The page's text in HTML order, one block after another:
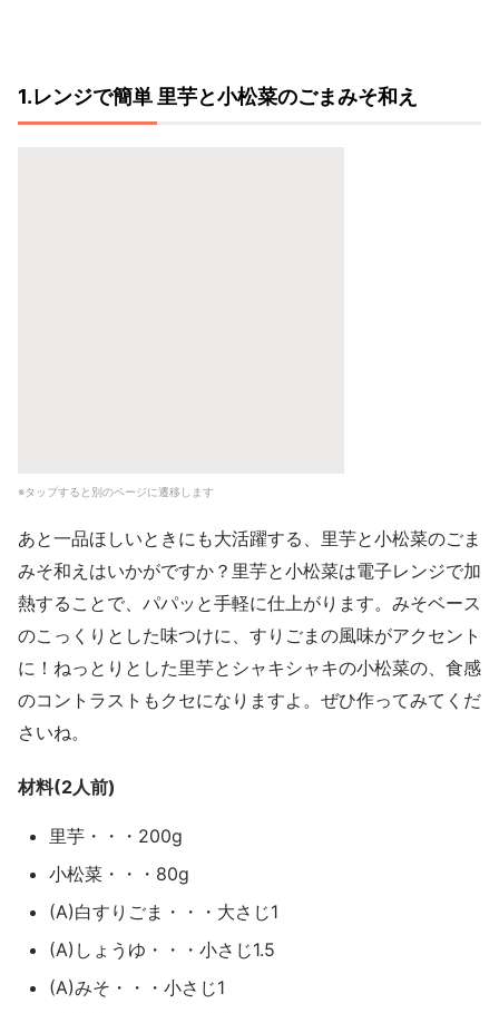
1.レンジで簡単 里芋と小松菜のごまみそ和え
※タップすると別のページに遷移します
あと一品ほしいときにも大活躍する、里芋と小松菜のごま
みそ和えはいかがですか？里芋と小松菜は電子レンジで加
熱することで、パパッと手軽に仕上がります。みそベース
のこっくりとした味つけに、すりごまの風味がアクセント
に！ねっとりとした里芋とシャキシャキの小松菜の、食感
のコントラストもクセになりますよ。ぜひ作ってみてくだ
さいね。
材料(2人前)
里芋・・・200g
小松菜・・・80g
(A)白すりごま・・・大さじ1
(A)しょうゆ・・・小さじ1.5
(A)みそ・・・小さじ1